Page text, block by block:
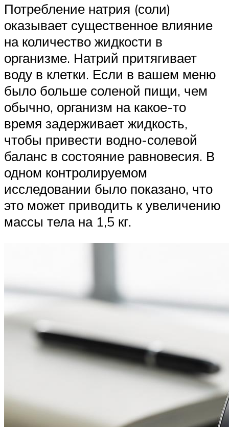
Потребление натрия (соли)
оказывает существенное влияние
на количество жидкости в
организме. Натрий притягивает
воду в клетки. Если в вашем меню
было больше соленой пищи, чем
обычно, организм на какое-то
время задерживает жидкость,
чтобы привести водно-солевой
баланс в состояние равновесия. В
одном контролируемом
исследовании было показано, что
это может приводить к увеличению
массы тела на 1,5 кг.